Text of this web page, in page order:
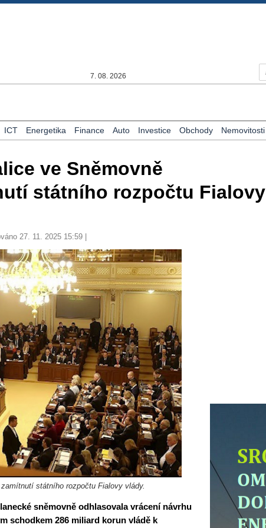
7. 08. 2026
ICT Energetika Finance Auto Investice Obchody Nemovitosti
ve Sněmovně
státního rozpočtu Fialovy
27. 11. 2025 15:59 |
státního rozpočtu Fialovy vlády.
sněmovně odhlasovala vrácení návrhu
schodkem 286 miliard korun vládě k